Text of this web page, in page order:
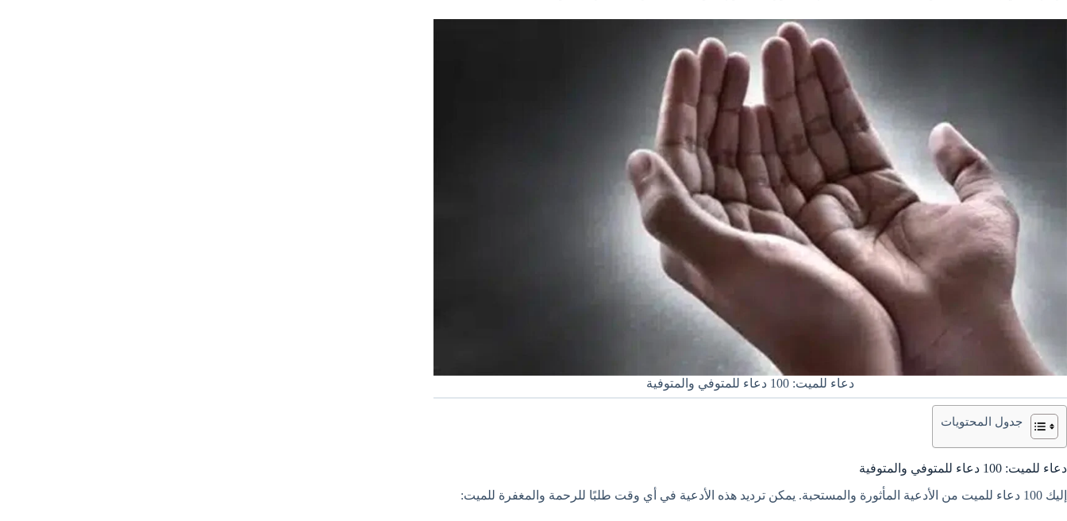
دعاء للميت: 100 دعاء للمتوفي والمتوفية
جدول المحتويات
دعاء للميت: 100 دعاء للمتوفي والمتوفية
إليك 100 دعاء للميت من الأدعية المأثورة والمستحبة. يمكن ترديد هذه الأدعية في أي وقت طلبًا للرحمة والمغفرة للميت: